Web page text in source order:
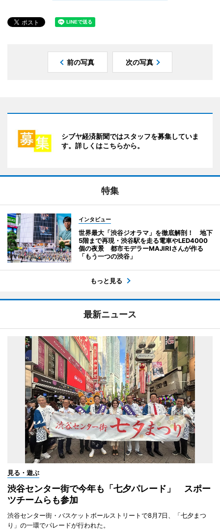
前の写真 次の写真
シブヤ経済新聞ではスタッフを募集していま
す。詳しくはこちらから。
特集
インタビュー
世界最大「渋谷ジオラマ」を徹底解剖！ 地下
5階まで再現・渋谷駅を走る電車やLED4000
個の夜景 都市モデラーMAJIRIさんが作る
「もう一つの渋谷」
もっと見る
最新ニュース
見る・遊ぶ
渋谷センター街で今年も「七夕パレード」 スポー
ツチームらも参加
渋谷センター街・バスケットボールストリートで8月7日、「七夕まつ
り」の一環でパレードが行われた。